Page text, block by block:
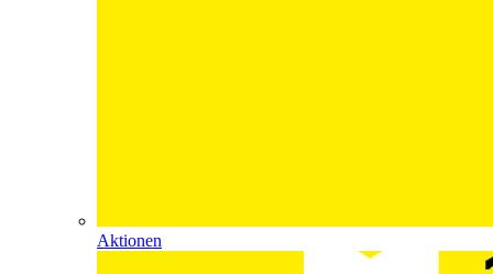
Aktionen